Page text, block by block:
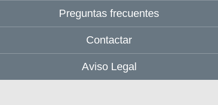
Preguntas frecuentes
Contactar
Aviso Legal